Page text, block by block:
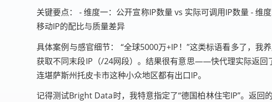
关键要点： - 维度一：公开宣称IP数量 vs 实际可调用IP数量 - 维
移动IP的配比与质量差异
具体案例与感官细节： “全球5000万+IP！”这类标语看多了，
获取不同末段IP（/24网段）。结果很有意思——快代理实际返回
连堪萨斯州托皮卡市这种小众地区都有出口IP。
记得测试Bright Data时，我特意指定了“德国柏林住宅IP”。返